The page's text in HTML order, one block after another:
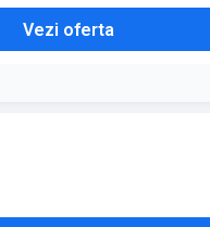
Vezi oferta